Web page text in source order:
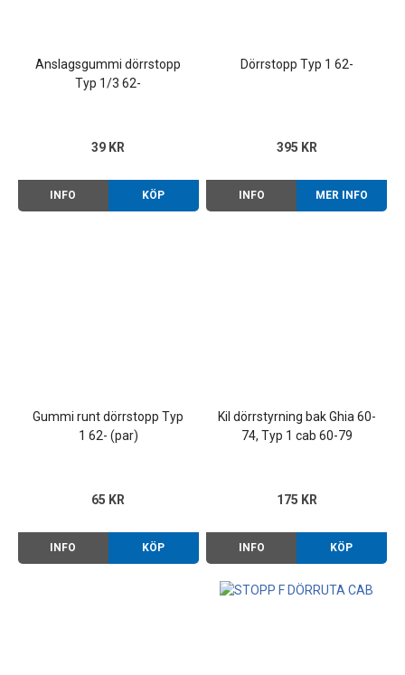
Anslagsgummi dörrstopp
Typ 1/3 62-
39 KR
INFO KÖP
Dörrstopp Typ 1 62-
395 KR
INFO MER INFO
Gummi runt dörrstopp Typ
1 62- (par)
65 KR
INFO KÖP
Kil dörrstyrning bak Ghia 60-
74, Typ 1 cab 60-79
175 KR
INFO KÖP